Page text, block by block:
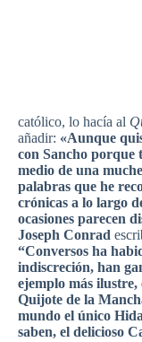
católico, lo hacía al
añadir: «Aunque
con Sancho porque
medio de una
palabras que he
crónicas a lo largo
ocasiones parecen
Joseph Conrad
“Conversos ha
indiscreción, han
ejemplo más
Quijote de la
mundo el único
saben, el delicioso